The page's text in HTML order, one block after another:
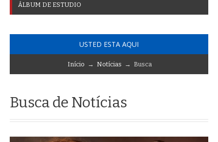
ÁLBUM DE ESTUDIO
USTED ESTA AQUI
Início → Notícias → Busca
Busca de Notícias